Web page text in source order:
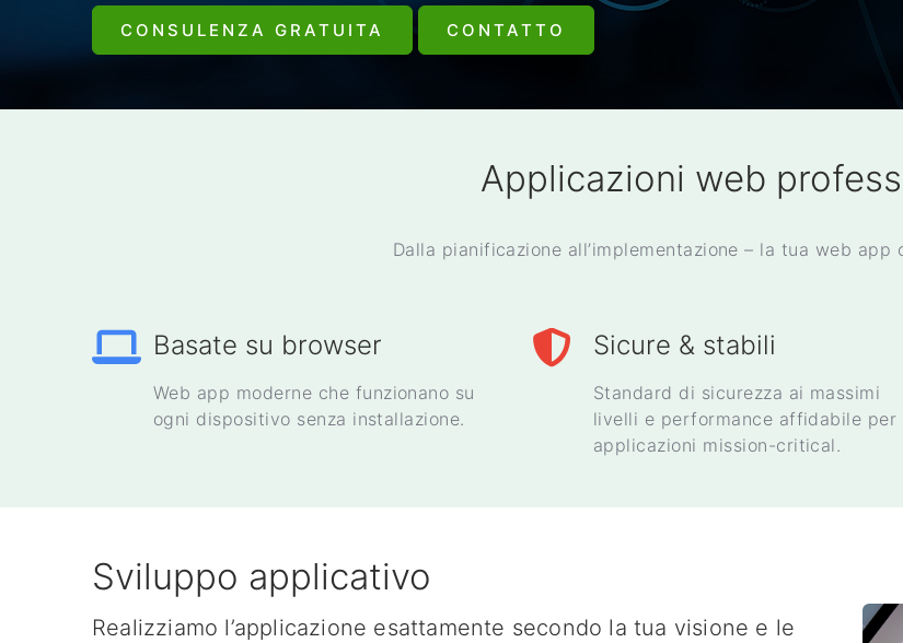
CONSULENZA GRATUITA CONTATTO
Applicazioni web
Dalla pianificazione all’implementazione – la tua web app
Basate su browser
Web app moderne che funzionano su
ogni dispositivo senza installazione.
Sicure & stabili
Standard di sicurezza ai massimi
livelli e performance affidabile per
applicazioni mission-critical.
Sviluppo applicativo
Realizziamo l’applicazione esattamente secondo la tua visione e le